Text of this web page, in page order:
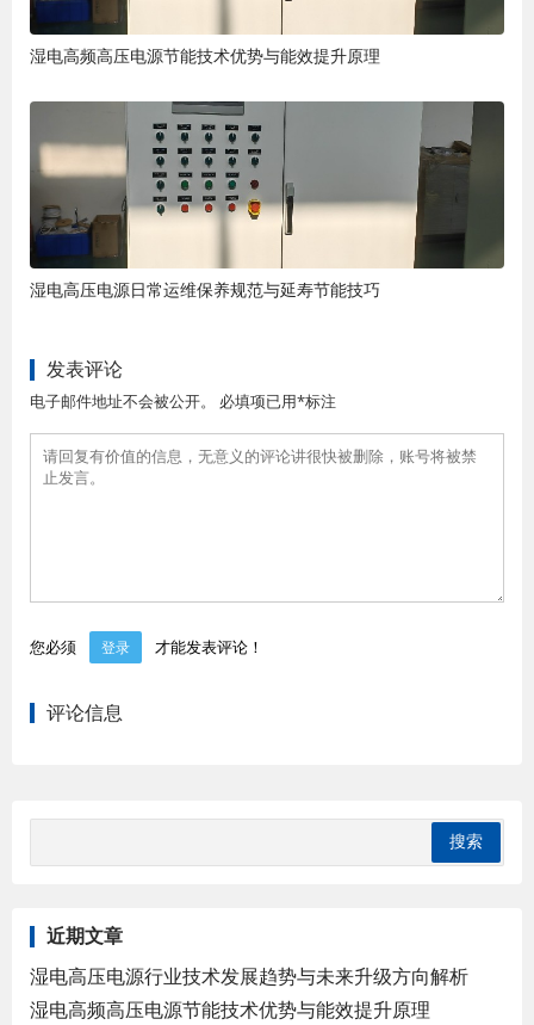
湿电高频高压电源节能技术优势与能效提升原理
湿电高压电源日常运维保养规范与延寿节能技巧
发表评论
电子邮件地址不会被公开。 必填项已用*标注
您必须 登录 才能发表评论！
评论信息
近期文章
湿电高压电源行业技术发展趋势与未来升级方向解析
湿电高频高压电源节能技术优势与能效提升原理